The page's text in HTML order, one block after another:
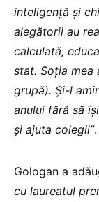
inteligență și
alegătorii au
calculată,
stat. Soția mea
grupă). Și-l
anului fără să
și ajuta colegii”.
Gologan a
cu laureatul